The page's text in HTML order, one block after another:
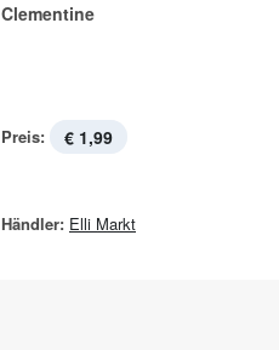
Clementine
Preis: € 1,99
Händler: Elli Markt